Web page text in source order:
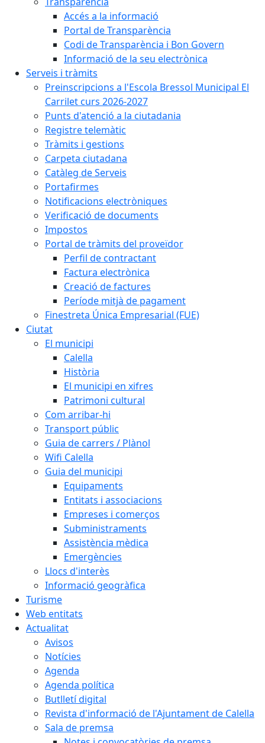
Accés a la informació
Portal de Transparència
Codi de Transparència i Bon Govern
Informació de la seu electrònica
Serveis i tràmits
Preinscripcions a l'Escola Bressol Municipal El
Carrilet curs 2026-2027
Punts d'atenció a la ciutadania
Registre telemàtic
Tràmits i gestions
Carpeta ciutadana
Catàleg de Serveis
Portafirmes
Notificacions electròniques
Verificació de documents
Impostos
Portal de tràmits del proveïdor
Perfil de contractant
Factura electrònica
Creació de factures
Període mitjà de pagament
Finestreta Única Empresarial (FUE)
Ciutat
El municipi
Calella
Història
El municipi en xifres
Patrimoni cultural
Com arribar-hi
Transport públic
Guia de carrers / Plànol
Wifi Calella
Guia del municipi
Equipaments
Entitats i associacions
Empreses i comerços
Subministraments
Assistència mèdica
Emergències
Llocs d'interès
Informació geogràfica
Turisme
Web entitats
Actualitat
Avisos
Notícies
Agenda
Agenda política
Butlletí digital
Revista d'informació de l'Ajuntament de Calella
Sala de premsa